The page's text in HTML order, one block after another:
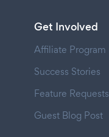
Get Involved
Affiliate Program
Success Stories
Feature Requests
Guest Blog Post